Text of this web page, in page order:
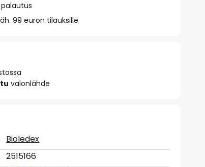
99 euron tilauksille
valonlähde
Bioledex
2515166